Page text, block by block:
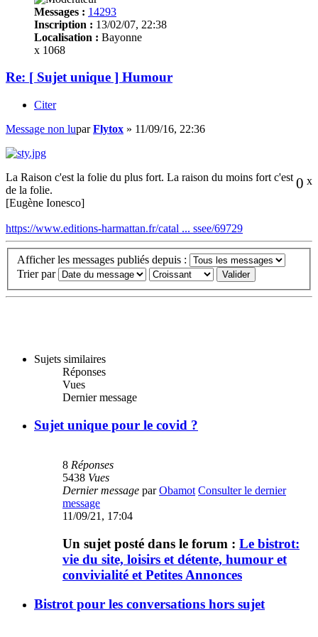
Messages : 14293
Inscription : 13/02/07, 22:38
Localisation : Bayonne
x 1068
Re: [ Sujet unique ] Humour
Citer
Message non luparFlytox » 11/09/16, 22:36
0 x
La Raison c'est la folie du plus fort. La raison du moins fort c'est
de la folie.
[Eugène Ionesco]
https://www.editions-harmattan.fr/catal ... ssee/69729
Afficher les messages publiés depuis :
Trier par
Sujets similaires
Réponses
Vues
Dernier message
Sujet unique pour le covid ?
8 Réponses
5438 Vues
Dernier message parObamot Consulter le dernier
message
11/09/21, 17:04
Un sujet posté dans le forum : Le bistrot:
vie du site, loisirs et détente, humour et
convivialité et Petites Annonces
Bistrot pour les conversations hors sujet